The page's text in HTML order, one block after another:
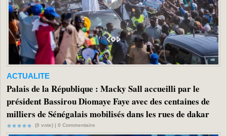
ACTUALITE
Palais de la République : Macky Sall accueilli par le
président Bassirou Diomaye Faye avec des centaines de
milliers de Sénégalais mobilisés dans les rues de dakar
(0 vote) | 0 Commentaire